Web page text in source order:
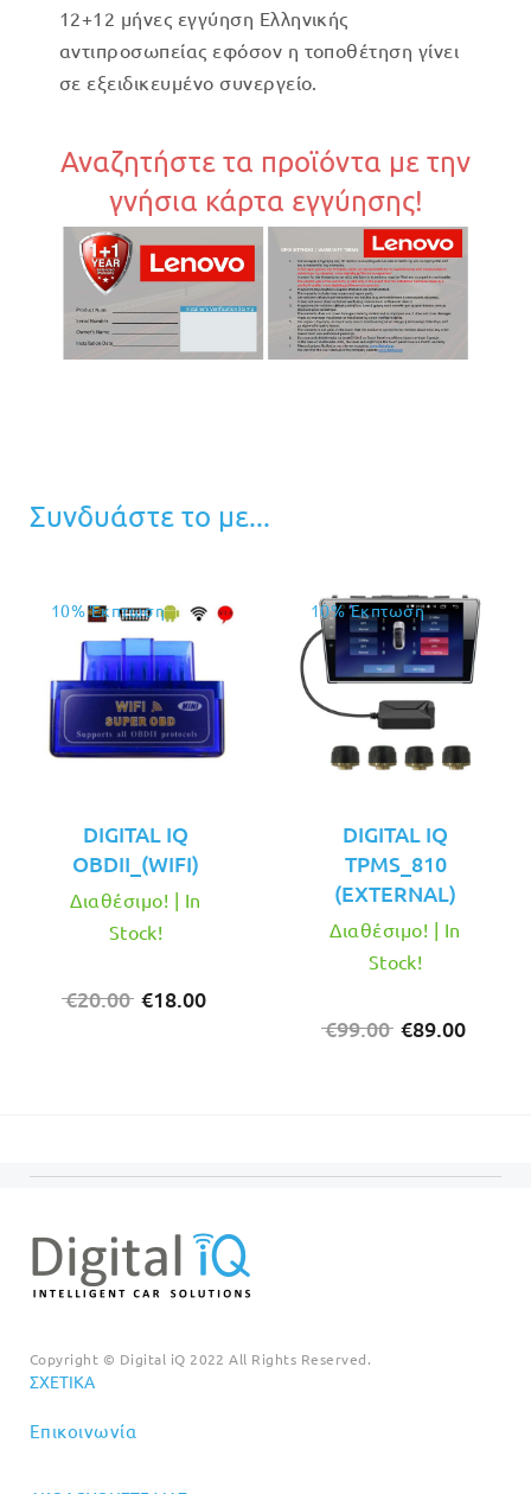
12+12 μήνες εγγύηση Ελληνικής
αντιπροσωπείας εφόσον η τοποθέτηση γίνει
σε εξειδικευμένο συνεργείο.
Αναζητήστε τα προϊόντα με την
γνήσια κάρτα εγγύησης!
Συνδυάστε το με...
10% Έκπτωση
DIGITAL IQ
OBDII_(WIFI)
€20.00 Original
€18.00
Διαθέσιμο! | In
Stock!
10% Έκπτωση
DIGITAL IQ
TPMS_810
(EXTERNAL)
€99.00 Original
€89.00
Διαθέσιμο! | In
Stock!
Copyright © Digital iQ 2022 All Rights Reserved.
ΣΧΕΤΙΚΆ
Επικοινωνία